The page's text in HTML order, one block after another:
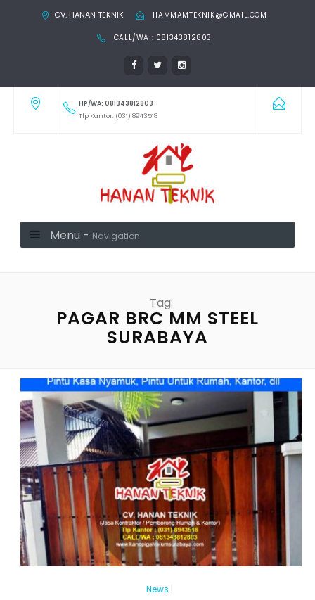
CV. HANAN TEKNIK HAMMAMTEKNIK@GMAIL.COM
CALL/WA : 081343812803
HP/WA: 081343812803
Tlp Kantor: (031) 8943518
Menu - Navigation
Tag:
PAGAR BRC MM STEEL
SURABAYA
News |